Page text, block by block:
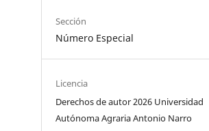
Sección
Número Especial
Licencia
Derechos de autor 2026 Universidad
Autónoma Agraria Antonio Narro